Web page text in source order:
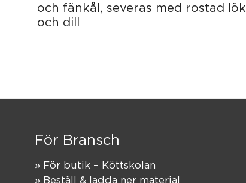
och fänkål, severas med rostad lök
och dill
För Bransch
» För butik – Köttskolan
» Beställ & ladda ner material